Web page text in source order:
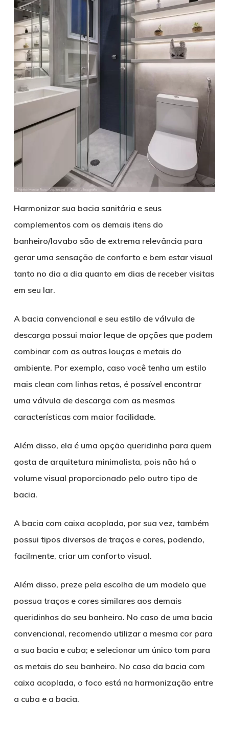
Harmonizar sua bacia sanitária e seus
complementos com os demais itens do
banheiro/lavabo são de extrema relevância para
gerar uma sensação de conforto e bem estar visual
tanto no dia a dia quanto em dias de receber visitas
em seu lar.
A bacia convencional e seu estilo de válvula de
descarga possui maior leque de opções que podem
combinar com as outras louças e metais do
ambiente. Por exemplo, caso você tenha um estilo
mais clean com linhas retas, é possível encontrar
uma válvula de descarga com as mesmas
características com maior facilidade.
Além disso, ela é uma opção queridinha para quem
gosta de arquitetura minimalista, pois não há o
volume visual proporcionado pelo outro tipo de
bacia.
A bacia com caixa acoplada, por sua vez, também
possui tipos diversos de traços e cores, podendo,
facilmente, criar um conforto visual.
Além disso, preze pela escolha de um modelo que
possua traços e cores similares aos demais
queridinhos do seu banheiro. No caso de uma bacia
convencional, recomendo utilizar a mesma cor para
a sua bacia e cuba; e selecionar um único tom para
os metais do seu banheiro. No caso da bacia com
caixa acoplada, o foco está na harmonização entre
a cuba e a bacia.